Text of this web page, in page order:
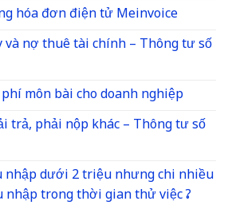
hóa đơn điện tử Meinvoice
và nợ thuê tài chính – Thông tư số
môn bài cho doanh nghiệp
trả, phải nộp khác – Thông tư số
nhập dưới 2 triệu nhưng chi nhiều
trong thời gian thử việc ?